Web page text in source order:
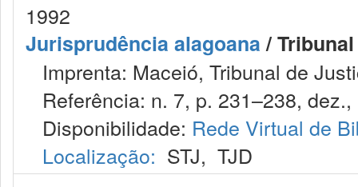
1992
Jurisprudência alagoana/
Imprenta: Maceió, Tribunal de
Referência: n. 7, p. 231–238, dez.,
Disponibilidade: Rede Virtual de
Localização: STJ, TJD